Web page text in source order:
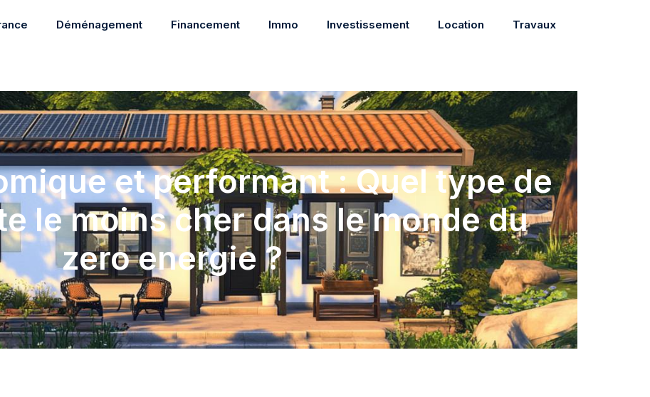
Déménagement Financement Immo Investissement Location Travaux
et performant : Quel type de
le moins cher dans le monde du
zero energie ?